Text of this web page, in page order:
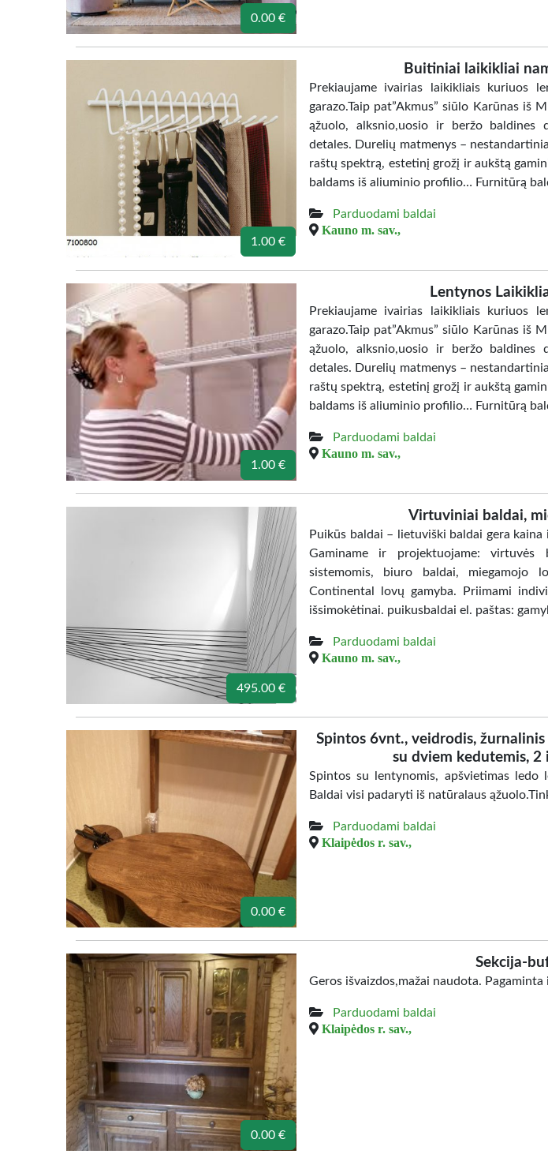
0.00 €
1.00 €
Buitiniai laikikliai
Prekiaujame ivairias laikikliais kuriuos
garazo.Taip pat”Akmus” siūlo Karūnas iš
ąžuolo, alksnio,uosio ir beržo baldines
detales. Durelių matmenys –
raštų spektrą, estetinį grožį ir aukštą
baldams iš aliuminio profilio… Furnitūrą
Parduodami baldai
Kauno m. sav.,
1.00 €
Lentynos
Prekiaujame ivairias laikikliais kuriuos
garazo.Taip pat”Akmus” siūlo Karūnas iš
ąžuolo, alksnio,uosio ir beržo baldines
detales. Durelių matmenys –
raštų spektrą, estetinį grožį ir aukštą
baldams iš aliuminio profilio… Furnitūrą
Parduodami baldai
Kauno m. sav.,
495.00 €
Virtuviniai baldai,
Puikūs baldai – lietuviški baldai gera
Gaminame ir projektuojame: virtuvės
sistemomis, biuro baldai, miegamojo
Continental lovų gamyba. Priimami
išsimokėtinai. puikusbaldai el. paštas:
Parduodami baldai
Kauno m. sav.,
0.00 €
Spintos 6vnt., veidrodis,
su dviem kedutemis, 2
Spintos su lentynomis, apšvietimas ledo
Baldai visi padaryti iš natūralaus
Parduodami baldai
Klaipėdos r. sav.,
0.00 €
Sekcija-
Geros išvaizdos,mažai naudota.
Parduodami baldai
Klaipėdos r. sav.,